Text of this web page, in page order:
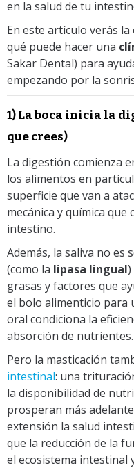
en la salud de tu
En este artículo verás
qué puede hacer una
Sakar Dental) para
empezando por la
1) La boca inicia la
que crees)
La digestión comienza
los alimentos en
superficie que van a
mecánica y química
intestino.
Además, la saliva no es
(como la lipasa lingual
grasas y factores que
el bolo alimenticio para
oral condiciona la
absorción de nutrientes.
Pero la masticación
intestinal: una
la disponibilidad de
prosperan más
extensión la salud
que la reducción de la
el ecosistema intestinal